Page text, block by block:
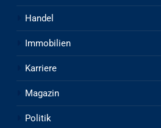
Handel
Immobilien
Karriere
Magazin
Politik